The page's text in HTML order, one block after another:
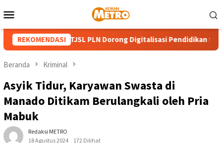
ke
Mobile
REKOMENDASI
RI, Program TJSL PLN Dorong Digitalisasi Pendidikan SMPN 1
Beranda Kriminal
Asyik Tidur, Karyawan Swasta di
Manado Ditikam Berulangkali oleh Pria
Mabuk
Redaksi METRO
18 Agustus 2024
172 Dilihat